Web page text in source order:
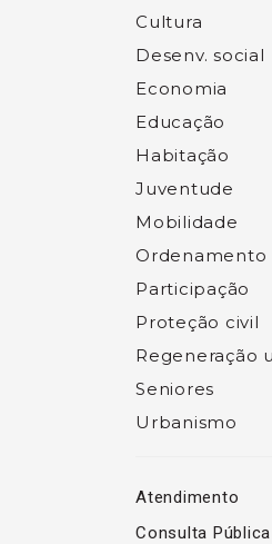
Cultura
Desenv. social
Economia
Educação
Habitação
Juventude
Mobilidade
Participação
Proteção civil
Regeneração
Seniores
Urbanismo
Atendimento
Consulta Pública